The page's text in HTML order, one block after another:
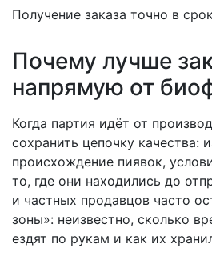
Получение заказа точно в срок
Почему лучше
напрямую от
Когда партия идёт от
сохранить цепочку качества:
происхождение пиявок,
то, где они находились до
и частных продавцов часто
зоны»: неизвестно, сколько
ездят по рукам и как их